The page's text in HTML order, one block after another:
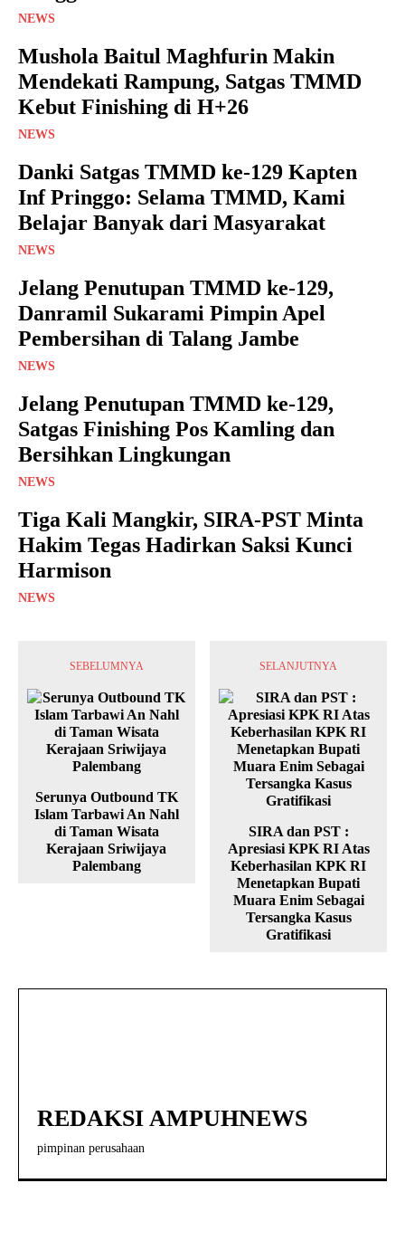
NEWS
Mushola Baitul Maghfurin Makin
Mendekati Rampung, Satgas TMMD
Kebut Finishing di H+26
NEWS
Danki Satgas TMMD ke-129 Kapten
Inf Pringgo: Selama TMMD, Kami
Belajar Banyak dari Masyarakat
NEWS
Jelang Penutupan TMMD ke-129,
Danramil Sukarami Pimpin Apel
Pembersihan di Talang Jambe
NEWS
Jelang Penutupan TMMD ke-129,
Satgas Finishing Pos Kamling dan
Bersihkan Lingkungan
NEWS
Tiga Kali Mangkir, SIRA-PST Minta
Hakim Tegas Hadirkan Saksi Kunci
Harmison
NEWS
SEBELUMNYA
Serunya Outbound TK
Islam Tarbawi An Nahl
di Taman Wisata
Kerajaan Sriwijaya
Palembang
SELANJUTNYA
SIRA dan PST :
Apresiasi KPK RI Atas
Keberhasilan KPK RI
Menetapkan Bupati
Muara Enim Sebagai
Tersangka Kasus
Gratifikasi
REDAKSI AMPUHNEWS
pimpinan perusahaan